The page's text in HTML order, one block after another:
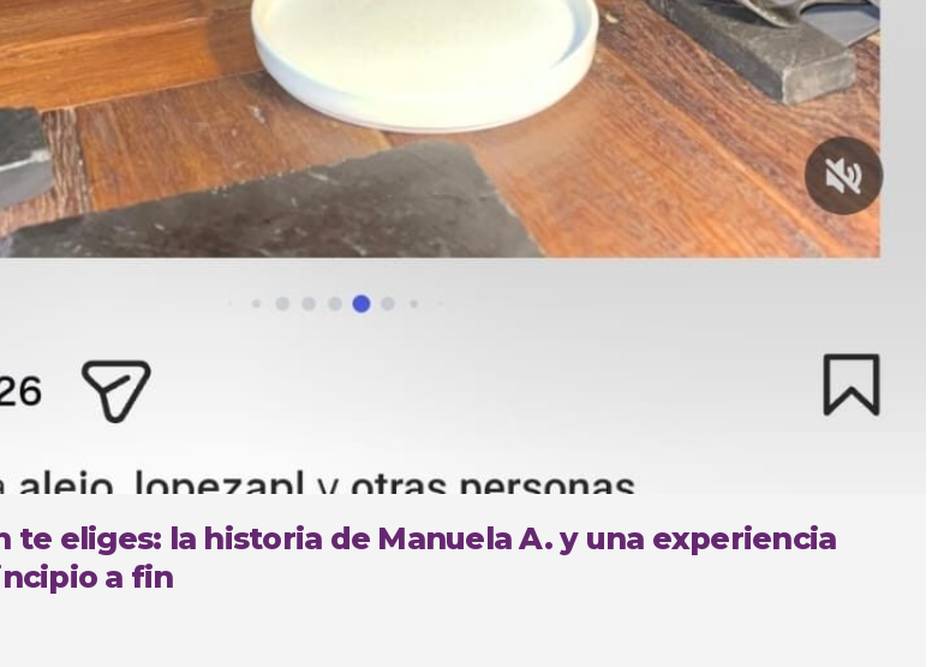
te eliges: la historia de Manuela A. y una experiencia
a fin